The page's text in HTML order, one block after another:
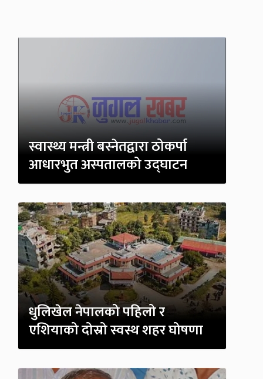
स्वास्थ्य मन्त्री बस्नेतद्वारा ठोकर्पा
आधारभुत अस्पतालको उद्घाटन
धुलिखेल नेपालको पहिलो र
एशियाको दोस्रो स्वस्थ शहर घोषणा